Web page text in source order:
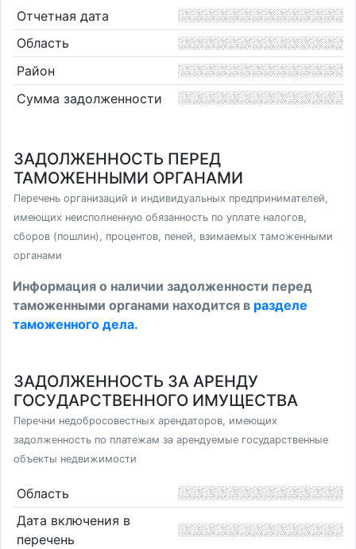
Отчетная дата
Область
Район
Сумма задолженности
ЗАДОЛЖЕННОСТЬ ПЕРЕД
ТАМОЖЕННЫМИ ОРГАНАМИ
Перечень организаций и индивидуальных предпринимателей,
имеющих неисполненную обязанность по уплате налогов,
сборов (пошлин), процентов, пеней, взимаемых таможенными
органами
Информация о наличии задолженности перед
таможенными органами находится в разделе
таможенного дела.
ЗАДОЛЖЕННОСТЬ ЗА АРЕНДУ
ГОСУДАРСТВЕННОГО ИМУЩЕСТВА
Перечни недобросовестных арендаторов, имеющих
задолженность по платежам за арендуемые государственные
объекты недвижимости
Область
Дата включения в
перечень